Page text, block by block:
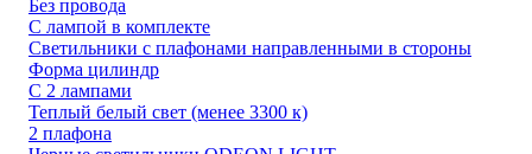
Без провода
С лампой в комплекте
Светильники с плафонами направленными в стороны
Форма цилиндр
С 2 лампами
Теплый белый свет (менее 3300 к)
2 плафона